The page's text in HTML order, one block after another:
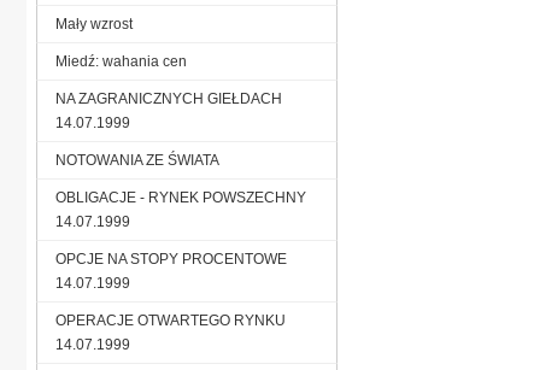
Mały wzrost
Miedź: wahania cen
NA ZAGRANICZNYCH GIEŁDACH
14.07.1999
NOTOWANIA ZE ŚWIATA
OBLIGACJE - RYNEK POWSZECHNY
14.07.1999
OPCJE NA STOPY PROCENTOWE
14.07.1999
OPERACJE OTWARTEGO RYNKU
14.07.1999